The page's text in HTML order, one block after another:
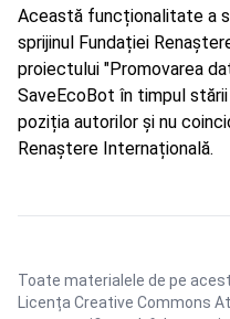
Această funcționalitate a
sprijinul Fundației
proiectului "Promovarea
SaveEcoBot în timpul
poziția autorilor și nu
Renaștere Internațională.
Toate materialele de pe
Licența Creative Commons